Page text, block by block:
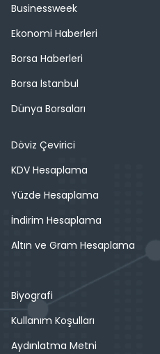
Businessweek
Ekonomi Haberleri
Borsa Haberleri
Borsa İstanbul
Dünya Borsaları
Döviz Çevirici
KDV Hesaplama
Yüzde Hesaplama
İndirim Hesaplama
Altın ve Gram Hesaplama
Biyografi
Kullanım Koşulları
Aydınlatma Metni